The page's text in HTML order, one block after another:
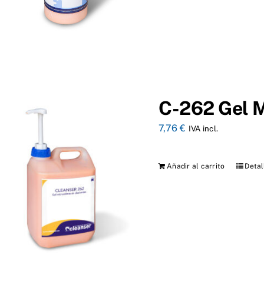
C-262 Gel
7,76€ IVA incl.
Añadir al carrito